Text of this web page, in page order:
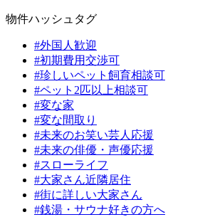
物件ハッシュタグ
#外国人歓迎
#初期費用交渉可
#珍しいペット飼育相談可
#ペット2匹以上相談可
#変な家
#変な間取り
#未来のお笑い芸人応援
#未来の俳優・声優応援
#スローライフ
#大家さん近隣居住
#街に詳しい大家さん
#銭湯・サウナ好きの方へ